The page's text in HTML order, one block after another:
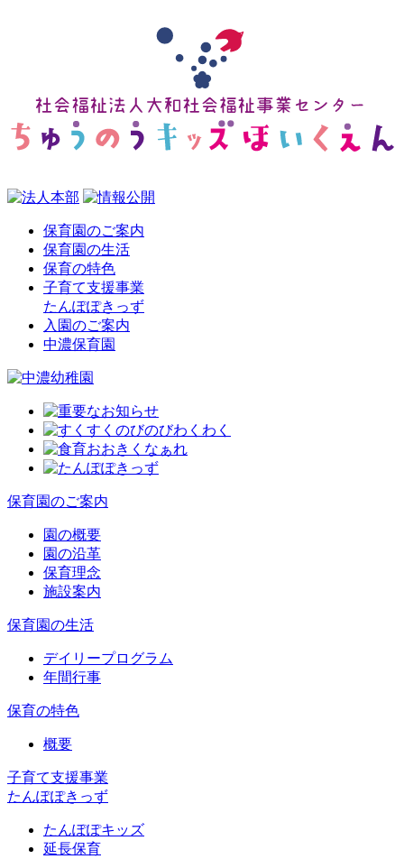
保育園のご案内
保育園の生活
保育の特色
子育て支援事業
たんぽぽきっず
入園のご案内
中濃保育園
保育園のご案内
園の概要
園の沿革
保育理念
施設案内
保育園の生活
デイリープログラム
年間行事
保育の特色
概要
子育て支援事業
たんぽぽきっず
たんぽぽキッズ
延長保育